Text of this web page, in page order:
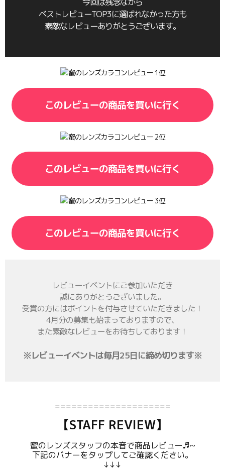
今回は残念ながら
ベストレビューTOP3に選ばれなかった方も
素敵なレビューありがとうございます。
このレビューの商品を買いに行く
このレビューの商品を買いに行く
このレビューの商品を買いに行く
レビューイベントにご参加いただき
誠にありがとうございました。
受賞の方にはポイントを付与させていただきました！
4月分の募集も始まっておりますので、
また素敵なレビューをお待ちしております！
※レビューイベントは毎月25日に締め切ります※
=====================
【STAFF REVIEW】
蜜のレンズスタッフの本音で商品レビュー♬~
下記のバナーをタップしてご確認ください。
↓↓↓